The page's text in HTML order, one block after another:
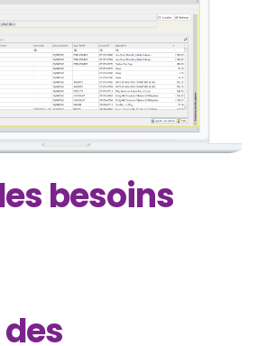
besoins